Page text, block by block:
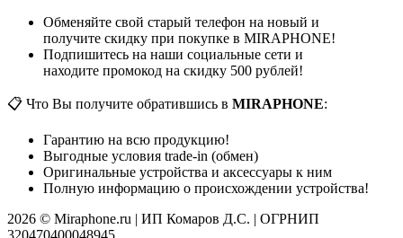
Обменяйте свой старый телефон на новый и
получите скидку при покупке в MIRAPHONE!
Подпишитесь на наши социальные сети и
находите промокод на скидку 500 рублей!
📋 Что Вы получите обратившись в MIRAPHONE:
Гарантию на всю продукцию!
Выгодные условия trade-in (обмен)
Оригинальные устройства и аксессуары к ним
Полную информацию о происхождении устройства!
2026 © Miraphone.ru | ИП Комаров Д.С. | ОГРНИП
320470400048945